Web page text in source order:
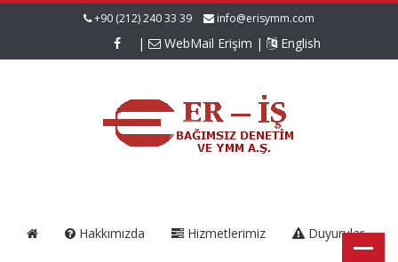
+90 (212) 240 33 39 info@erisymm.com
| WebMail Erişim | English
Hakkımızda Hizmetlerimiz Duyurular